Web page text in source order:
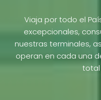
Viaja por todo el
excepcionales,
nuestras terminales,
operan en cada una
total